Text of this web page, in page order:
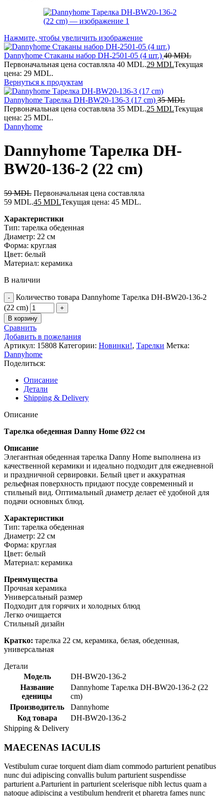
Нажмите, чтобы увеличить изображение
Dannyhome Стаканы набор DH-2501-05 (4 шт.) 40MDL
Первоначальная цена составляла 40 MDL.29 MDLТекущая
цена: 29 MDL.
Вернуться к продуктам
Dannyhome Тарелка DH-BW20-136-3 (17 cm) 35MDL
Первоначальная цена составляла 35 MDL.25 MDLТекущая
цена: 25 MDL.
Dannyhome
Dannyhome Тарелка DH-
BW20-136-2 (22 cm)
59MDL Первоначальная цена составляла
59 MDL.45 MDLТекущая цена: 45 MDL.
Характеристики
Тип: тарелка обеденная
Диаметр: 22 см
Форма: круглая
Цвет: белый
Материал: керамика
В наличии
Количество товара Dannyhome Тарелка DH-BW20-136-2
(22 cm)
В корзину
Сравнить
Добавить в пожелания
Артикул: 15808 Категории: Новинки!, Тарелки Метка:
Dannyhome
Поделиться:
Описание
Детали
Shipping & Delivery
Описание
Тарелка обеденная Danny Home Ø22 см
Описание
Элегантная обеденная тарелка Danny Home выполнена из
качественной керамики и идеально подходит для ежедневной
и праздничной сервировки. Белый цвет и аккуратная
рельефная поверхность придают посуде современный и
стильный вид. Оптимальный диаметр делает её удобной для
подачи основных блюд.
Характеристики
Тип: тарелка обеденная
Диаметр: 22 см
Форма: круглая
Цвет: белый
Материал: керамика
Преимущества
Прочная керамика
Универсальный размер
Подходит для горячих и холодных блюд
Легко очищается
Стильный дизайн
Кратко: тарелка 22 см, керамика, белая, обеденная,
универсальная
Детали
Модель
DH-BW20-136-2
Название
еденицы
Dannyhome Тарелка DH-BW20-136-2 (22
cm)
Производитель
Dannyhome
Код товара
DH-BW20-136-2
Shipping & Delivery
MAECENAS IACULIS
Vestibulum curae torquent diam diam commodo parturient penatibus
nunc dui adipiscing convallis bulum parturient suspendisse
parturient a.Parturient in parturient scelerisque nibh lectus quam a
natoque adipiscing a vestibulum hendrerit et pharetra fames nunc